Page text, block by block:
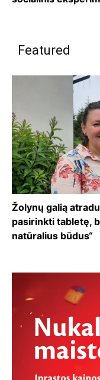
Featured
Žolynų galią
pasirinkti tabletę,
natūralius būdus“